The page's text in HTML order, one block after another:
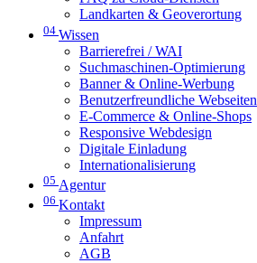
Landkarten & Geoverortung
04 Wissen
Barrierefrei / WAI
Suchmaschinen-Optimierung
Banner & Online-Werbung
Benutzerfreundliche Webseiten
E-Commerce & Online-Shops
Responsive Webdesign
Digitale Einladung
Internationalisierung
05 Agentur
06 Kontakt
Impressum
Anfahrt
AGB